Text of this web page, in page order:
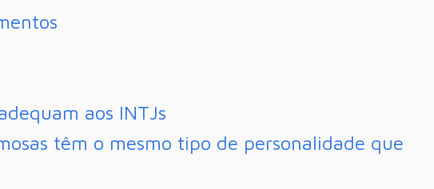
aos INTJs
têm o mesmo tipo de personalidade que